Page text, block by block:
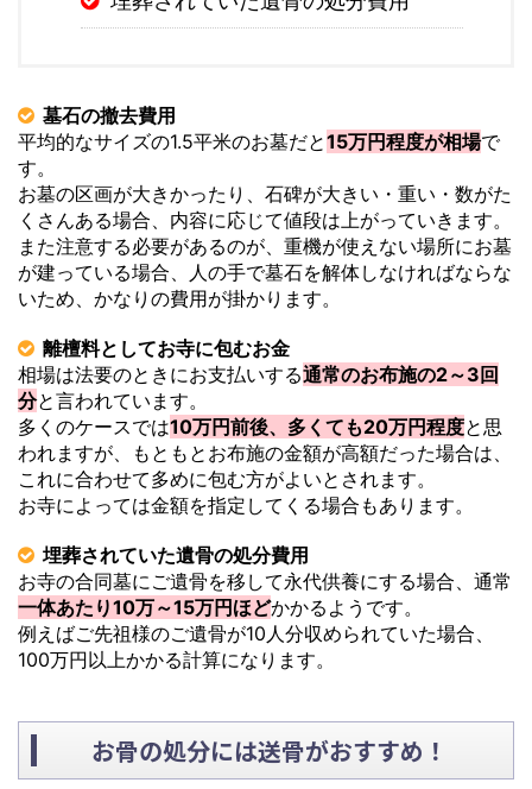
墓石の撤去費用
平均的なサイズの1.5平米のお墓だと15万円程度が相場で
す。
お墓の区画が大きかったり、石碑が大きい・重い・数がた
くさんある場合、内容に応じて値段は上がっていきます。
また注意する必要があるのが、重機が使えない場所にお墓
が建っている場合、人の手で墓石を解体しなければならな
いため、かなりの費用が掛かります。
離檀料としてお寺に包むお金
相場は法要のときにお支払いする通常のお布施の2～3回
分と言われています。
多くのケースでは10万円前後、多くても20万円程度と思
われますが、もともとお布施の金額が高額だった場合は、
これに合わせて多めに包む方がよいとされます。
お寺によっては金額を指定してくる場合もあります。
埋葬されていた遺骨の処分費用
お寺の合同墓にご遺骨を移して永代供養にする場合、通常
一体あたり10万～15万円ほどかかるようです。
例えばご先祖様のご遺骨が10人分収められていた場合、
100万円以上かかる計算になります。
お骨の処分には送骨がおすすめ！